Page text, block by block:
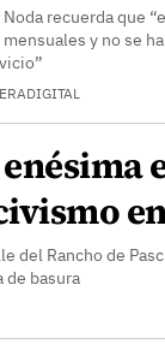
Noda recuerda que
y no se
del Rancho de
de basura